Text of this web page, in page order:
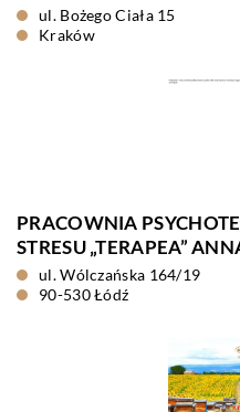
ul. Bożego Ciała 15
Kraków
PRACOWNIA
STRESU „TERAPEA”
ul. Wólczańska 164/19
90-530 Łódź